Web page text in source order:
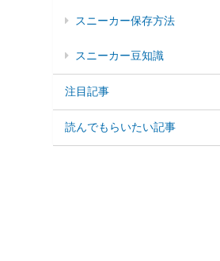
スニーカー保存方法
スニーカー豆知識
注目記事
読んでもらいたい記事